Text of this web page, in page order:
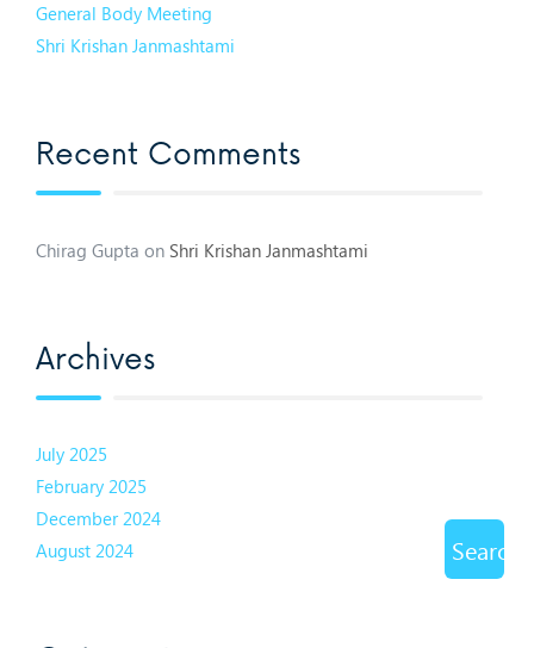
Search
General Body Meeting
Shri Krishan Janmashtami
Recent Comments
Chirag Gupta on Shri Krishan Janmashtami
Archives
July 2025
February 2025
December 2024
August 2024